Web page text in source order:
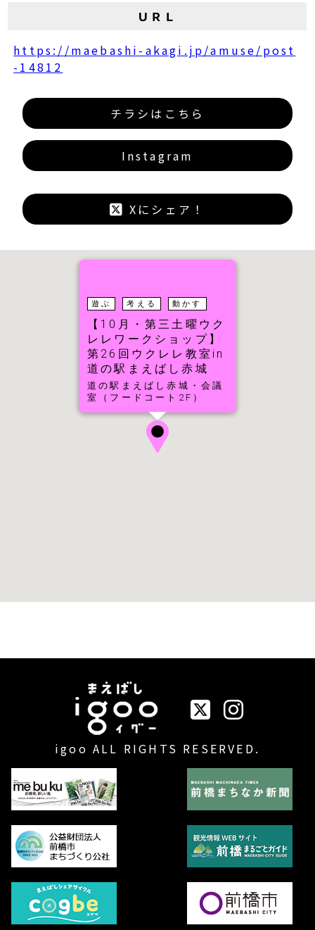
ＵＲＬ
https://maebashi-akagi.jp/amuse/post
-14812
チラシはこちら
Instagram
Xにシェア！
遊ぶ 考える 動かす
【10月・第三土曜ウク
レレワークショップ】
第26回ウクレレ教室in
道の駅まえばし赤城
道の駅まえばし赤城・会議
室（フードコート2F）
igoo ALL RIGHTS RESERVED.